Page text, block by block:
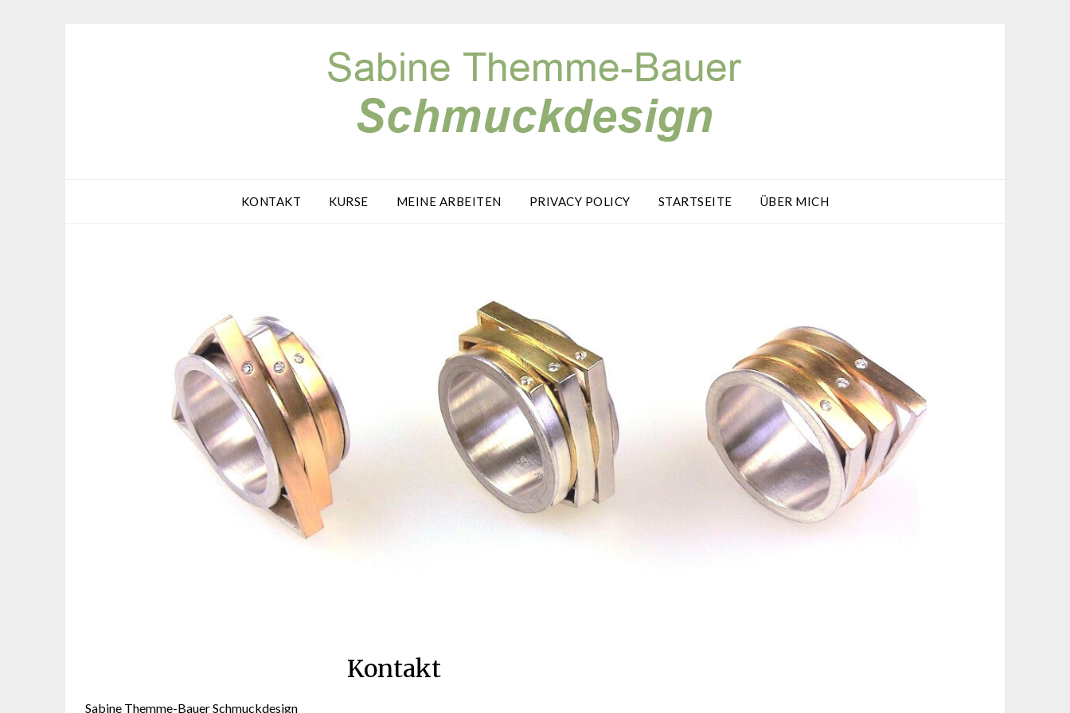
KONTAKT KURSE MEINE ARBEITEN PRIVACY POLICY STARTSEITE ÜBER MICH
Kontakt
Sabine Themme-Bauer Schmuckdesign